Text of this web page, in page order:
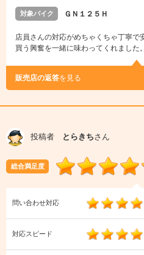
対象バイク ＧＮ１２５Ｈ
店員さんの対応がめちゃくちゃ丁寧で
買う興奮を一緒に味わってくれました
販売店の返答を見る
投稿者 とらきちさん
総合満足度
問い合わせ対応
対応スピード